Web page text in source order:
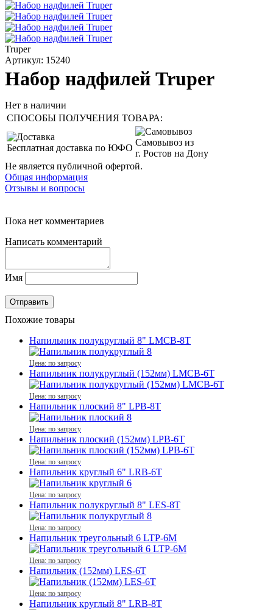
Truper
Артикул: 15240
Набор надфилей Truper
Нет в наличии
СПОСОБЫ ПОЛУЧЕНИЯ ТОВАРА:
Бесплатная доставка по ЮФО
Самовывоз из
г. Ростов на Дону
Не является публичной офертой.
Общая информация
Отзывы и вопросы
Пока нет комментариев
Написать комментарий
Имя
Похожие товары
Напильник полукруглый 8" LMCB-8T
Цена: по запросу
Напильник полукруглый (152мм) LMCB-6T
Цена: по запросу
Напильник плоский 8" LPB-8T
Цена: по запросу
Напильник плоский (152мм) LPB-6T
Цена: по запросу
Напильник круглый 6" LRB-6T
Цена: по запросу
Напильник полукруглый 8" LES-8T
Цена: по запросу
Напильник треугольный 6 LTP-6М
Цена: по запросу
Напильник (152мм) LES-6T
Цена: по запросу
Напильник круглый 8" LRB-8T